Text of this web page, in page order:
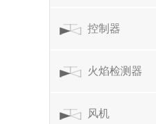
控制器
火焰检测器
风机